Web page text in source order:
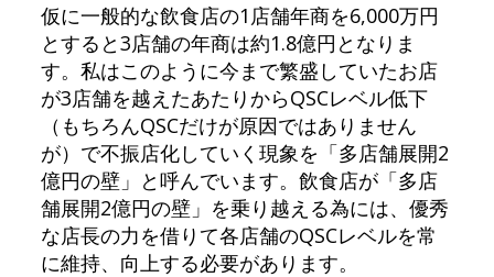
仮に一般的な飲食店の1店舗年商を6,000万円
とすると3店舗の年商は約1.8億円となりま
す。私はこのように今まで繁盛していたお店
が3店舗を越えたあたりからQSCレベル低下
（もちろんQSCだけが原因ではありません
が）で不振店化していく現象を「多店舗展開2
億円の壁」と呼んでいます。飲食店が「多店
舗展開2億円の壁」を乗り越える為には、優秀
な店長の力を借りて各店舗のQSCレベルを常
に維持、向上する必要があります。